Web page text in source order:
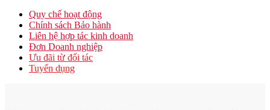
Quy chế hoạt động
Chính sách Bảo hành
Liên hệ hợp tác kinh doanh
Đơn Doanh nghiệp
Ưu đãi từ đối tác
Tuyển dụng